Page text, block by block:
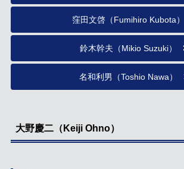
窪田文啓（Fumihiro Kubota）
鈴木幹夫（Mikio Suzuki）
名和利男（Toshio Nawa）
大野慶二（Keiji Ohno）